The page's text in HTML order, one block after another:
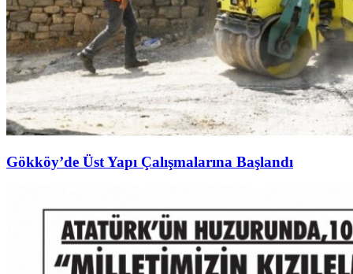
Gökköy’de Üst Yapı Çalışmalarına Başlandı